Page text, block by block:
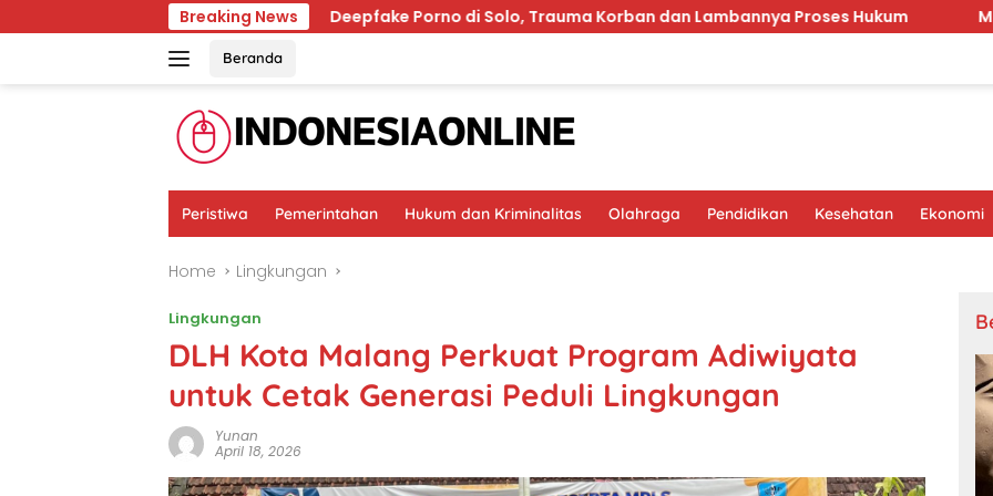
to
Breaking News
Deepfake Porno di Solo, Trauma Korban dan Lambannya Proses Hukum MinyaKita Bau
Beranda
Peristiwa Pemerintahan Hukum dan Kriminalitas Olahraga Pendidikan Kesehatan Ekonomi
Home Lingkungan
Lingkungan
DLH Kota Malang Perkuat Program Adiwiyata
untuk Cetak Generasi Peduli Lingkungan
Yunan
April 18, 2026